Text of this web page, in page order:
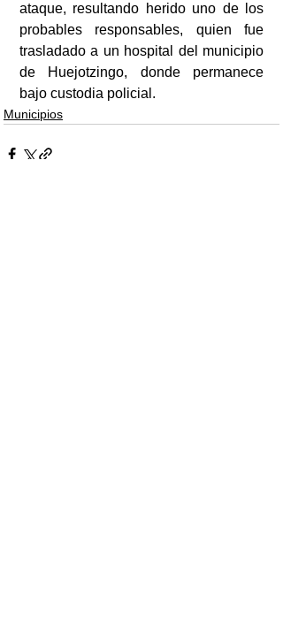
ataque, resultando herido uno de los
probables responsables, quien fue
trasladado a un hospital del municipio
de Huejotzingo, donde permanece
bajo custodia policial.
Municipios